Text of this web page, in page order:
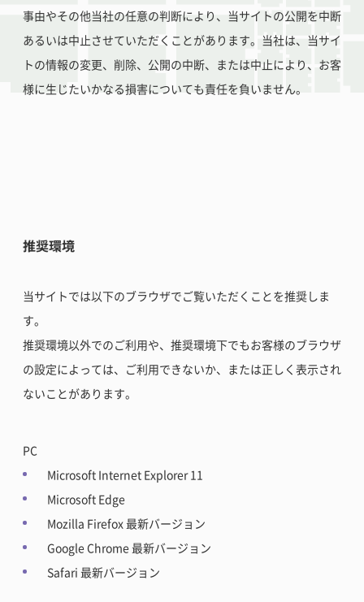
事由やその他当社の任意の判断により、当サイトの公開を中断
あるいは中止させていただくことがあります。当社は、当サイ
トの情報の変更、削除、公開の中断、または中止により、お客
様に生じたいかなる損害についても責任を負いません。
推奨環境
当サイトでは以下のブラウザでご覧いただくことを推奨しま
す。
推奨環境以外でのご利用や、推奨環境下でもお客様のブラウザ
の設定によっては、ご利用できないか、または正しく表示され
ないことがあります。
PC
Microsoft Internet Explorer 11
Microsoft Edge
Mozilla Firefox 最新バージョン
Google Chrome 最新バージョン
Safari 最新バージョン